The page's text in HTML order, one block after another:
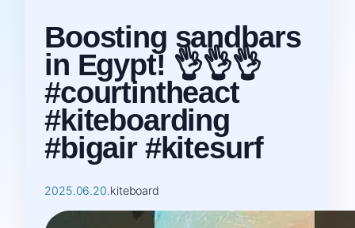
Boosting sandbars
in Egypt! 👌👌👌
#courtintheact
#kiteboarding
#bigair #kitesurf
2025.06.20.kiteboard